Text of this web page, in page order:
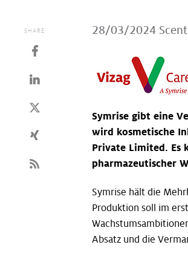
SHARE 28/03/2024
Symrise gibt eine
wird kosmetische
Private Limited. Es
pharmazeutischer
Symrise hält die
Produktion soll im
Absatz und die